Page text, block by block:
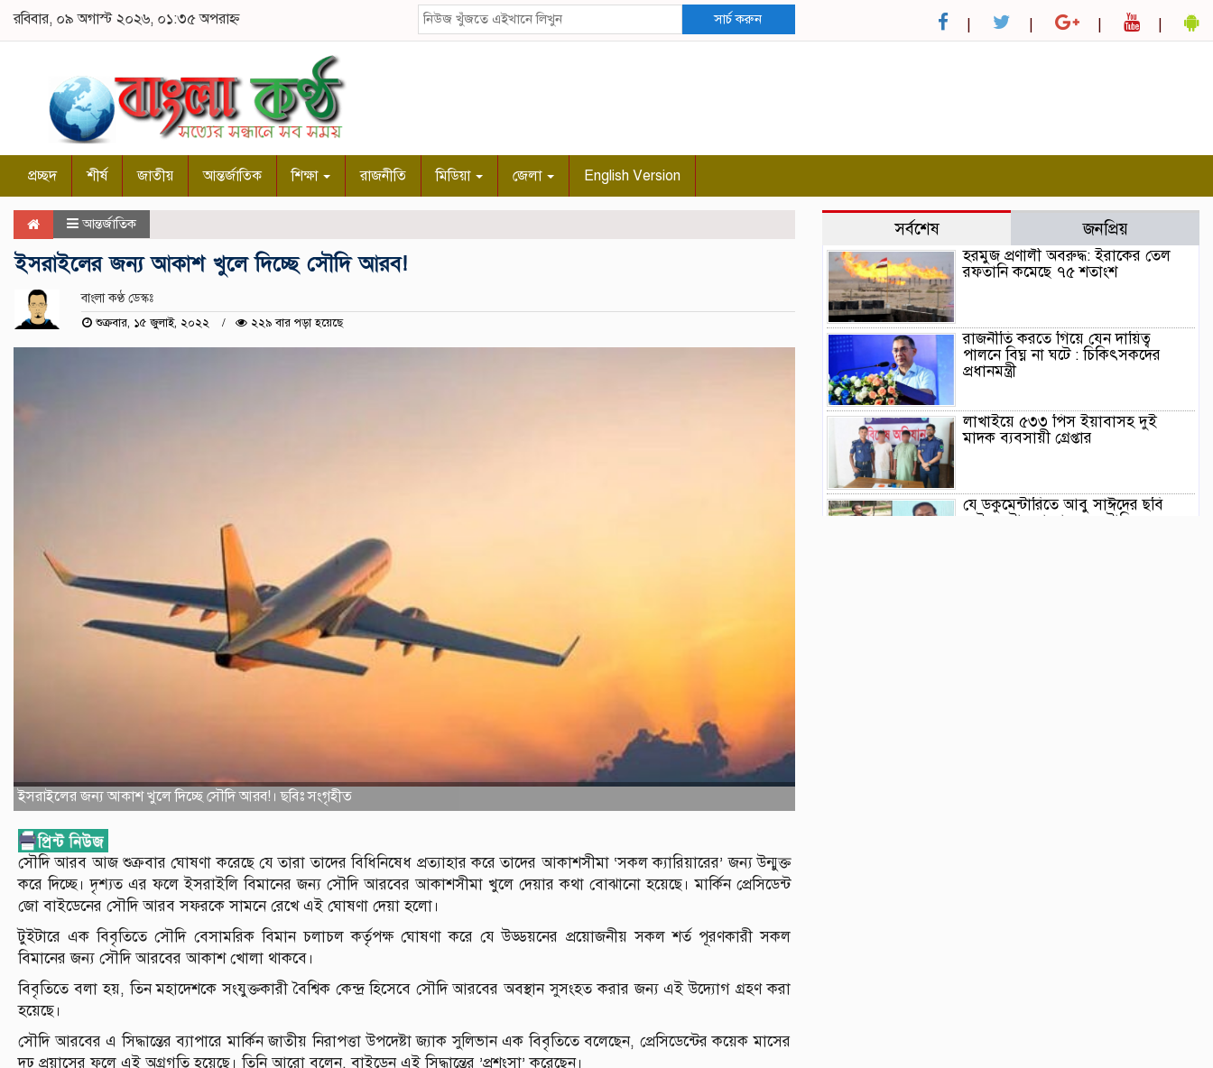
রবিবার, ০৯ অগাস্ট ২০২৬, ০১:৩৫ অপরাহ্ন সার্চ করুন
প্রচ্ছদ শীর্ষ জাতীয় আন্তর্জাতিক শিক্ষা রাজনীতি মিডিয়া জেলা English Version
আন্তর্জাতিক
ইসরাইলের জন্য আকাশ খুলে দিচ্ছে সৌদি আরব!
বাংলা কণ্ঠ ডেস্কঃ
শুক্রবার, ১৫ জুলাই, ২০২২ ২২৯ বার পড়া হয়েছে
ইসরাইলের জন্য আকাশ খুলে দিচ্ছে সৌদি আরব!। ছবিঃ সংগৃহীত
সৌদি আরব আজ শুক্রবার ঘোষণা করেছে যে তারা তাদের বিধিনিষেধ প্রত্যাহার করে তাদের আকাশসীমা ‘সকল ক্যারিয়ারের’ জন্য উন্মুক্ত
করে দিচ্ছে। দৃশ্যত এর ফলে ইসরাইলি বিমানের জন্য সৌদি আরবের আকাশসীমা খুলে দেয়ার কথা বোঝানো হয়েছে। মার্কিন প্রেসিডেন্ট
জো বাইডেনের সৌদি আরব সফরকে সামনে রেখে এই ঘোষণা দেয়া হলো।
টুইটারে এক বিবৃতিতে সৌদি বেসামরিক বিমান চলাচল কর্তৃপক্ষ ঘোষণা করে যে উড্ডয়নের প্রয়োজনীয় সকল শর্ত পূরণকারী সকল
বিমানের জন্য সৌদি আরবের আকাশ খোলা থাকবে।
বিবৃতিতে বলা হয়, তিন মহাদেশকে সংযুক্তকারী বৈশ্বিক কেন্দ্র হিসেবে সৌদি আরবের অবস্থান সুসংহত করার জন্য এই উদ্যোগ গ্রহণ করা
হয়েছে।
সৌদি আরবের এ সিদ্ধান্তের ব্যাপারে মার্কিন জাতীয় নিরাপত্তা উপদেষ্টা জ্যাক সুলিভান এক বিবৃতিতে বলেছেন, প্রেসিডেন্টের কয়েক মাসের
দৃঢ় প্রয়াসের ফলে এই অগ্রগতি হয়েছে। তিনি আরো বলেন, বাইডেন এই সিদ্ধান্তের ‌’প্রশংসা’ করেছেন।
সর্বশেষ জনপ্রিয়
হরমুজ প্রণালী অবরুদ্ধ: ইরাকের তেল
রফতানি কমেছে ৭৫ শতাংশ
রাজনীতি করতে গিয়ে যেন দায়িত্ব
পালনে বিঘ্ন না ঘটে : চিকিৎসকদের
প্রধানমন্ত্রী
লাখাইয়ে ৫৩৩ পিস ইয়াবাসহ দুই
মাদক ব্যবসায়ী গ্রেপ্তার
যে ডকুমেন্টারিতে আবু সাঈদের ছবি
নেই, সেটা কোনো ডকুমেন্টারি নয় :